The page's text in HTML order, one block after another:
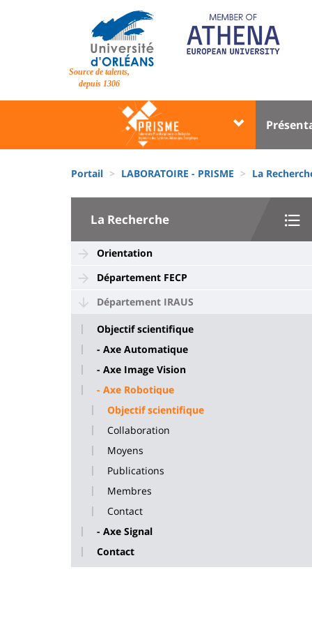
Site
Source de talents,
depuis 1306
Université
Block
liste
des
composantes
Menu
d'Ariane
Portail LABORATOIRE - PRISME La
University
Sidebar
La Recherche
Orientation
Département FECP
Département IRAUS
Objectif scientifique
- Axe Automatique
- Axe Image Vision
- Axe Robotique
Objectif scientifique
Collaboration
Moyens
Publications
Membres
Contact
- Axe Signal
Contact